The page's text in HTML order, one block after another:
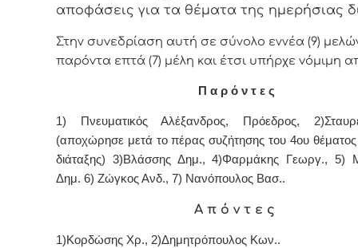
απoφάσεις για τα θέματα της ημερήσιας
Στην συvεδρίαση αυτή σε σύνολο εννέα (9)
παρόvτα επτά (7) μέλη και έτσι υπήρχε vόμιμη
Π α ρ ό ν τ ε ς
1) Πνευματικός Αλέξανδρος, Πρόεδρος, 2)
(αποχώρησε μετά το πέρας συζήτησης του 4ου θέματος
διάταξης) 3)Βλάσσης Δημ., 4)Φαρμάκης Γεωργ., 5)
Δημ. 6) Ζώγκος Ανδ., 7) Νανόπουλος Βασ..
Α π ό ν τ ε ς
1)Κορδώσης Χρ., 2)Δημητρόπουλος Κων..